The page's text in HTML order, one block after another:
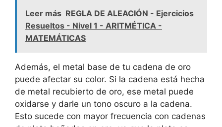
Leer más REGLA DE ALEACIÓN - Ejercicios
Resueltos - Nivel 1 - ARITMÉTICA -
MATEMÁTICAS
Además, el metal base de tu cadena de oro
puede afectar su color. Si la cadena está hecha
de metal recubierto de oro, ese metal puede
oxidarse y darle un tono oscuro a la cadena.
Esto sucede con mayor frecuencia con cadenas